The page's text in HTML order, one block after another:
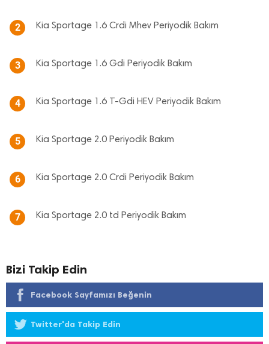
2 Kia Sportage 1.6 Crdi Mhev Periyodik Bakım
3 Kia Sportage 1.6 Gdi Periyodik Bakım
4 Kia Sportage 1.6 T-Gdi HEV Periyodik Bakım
5 Kia Sportage 2.0 Periyodik Bakım
6 Kia Sportage 2.0 Crdi Periyodik Bakım
7 Kia Sportage 2.0 td Periyodik Bakım
Bizi Takip Edin
Facebook Sayfamızı Beğenin
Twitter'da Takip Edin